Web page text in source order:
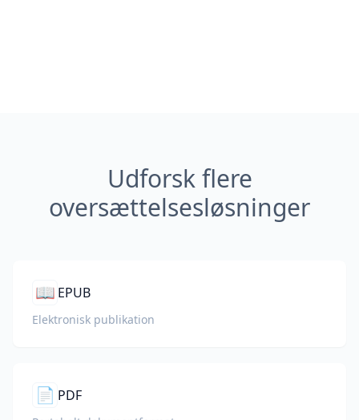
Udforsk flere
oversættelsesløsninger
📖 EPUB
Elektronisk publikation
📄 PDF